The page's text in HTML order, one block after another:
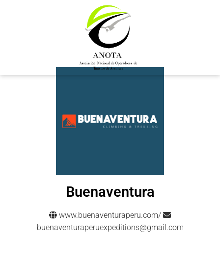
Buenaventura
www.buenaventuraperu.com/
buenaventuraperuexpeditions@gmail.com